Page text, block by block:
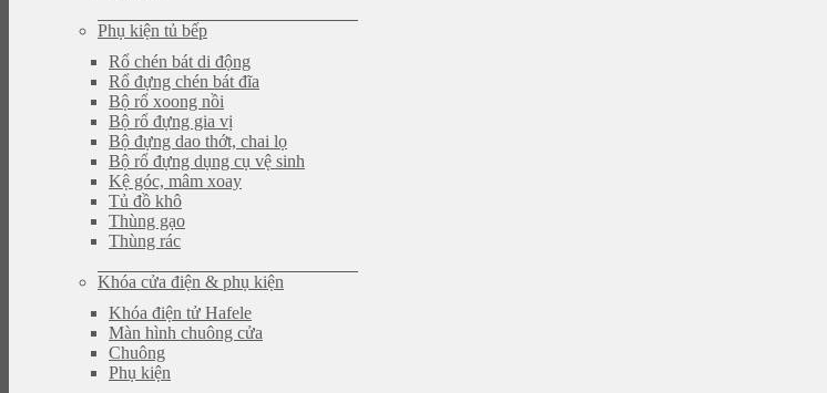
Phụ kiện tủ bếp
Rổ chén bát di động
Rổ đựng chén bát đĩa
Bộ rổ xoong nồi
Bộ rổ đựng gia vị
Bộ đựng dao thớt, chai lọ
Bộ rổ đựng dụng cụ vệ sinh
Kệ góc, mâm xoay
Tủ đồ khô
Thùng gạo
Thùng rác
Khóa cửa điện & phụ kiện
Khóa điện tử Hafele
Màn hình chuông cửa
Chuông
Phụ kiện